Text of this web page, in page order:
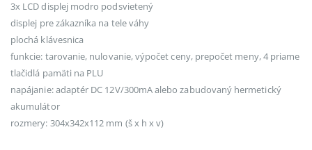
3x LCD displej modro podsvietený
displej pre zákazníka na tele váhy
plochá klávesnica
funkcie: tarovanie, nulovanie, výpočet ceny, prepočet meny, 4 priame
tlačidlá pamäti na PLU
napájanie: adaptér DC 12V/300mA alebo zabudovaný hermetický
akumulátor
rozmery: 304x342x112 mm (š x h x v)